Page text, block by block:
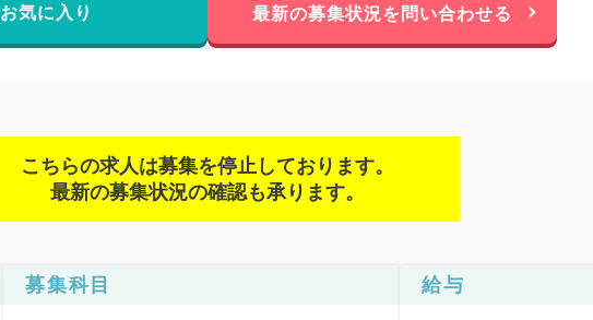
お気に入り 最新の募集状況を問い合わせる
こちらの求人は募集を停止しております。
最新の募集状況の確認も承ります。
募集科目 給与